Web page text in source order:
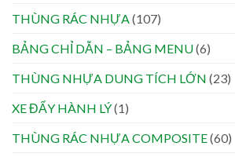
THÙNG RÁC NHỰA(107)
BẢNG CHỈ DẪN – BẢNG MENU(6)
THÙNG NHỰA DUNG TÍCH LỚN (23)
XE ĐẨY HÀNH LÝ(1)
THÙNG RÁC NHỰA COMPOSITE(60)